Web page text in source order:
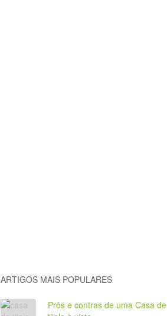
ARTIGOS MAIS POPULARES
Prós e contras de uma Casa de